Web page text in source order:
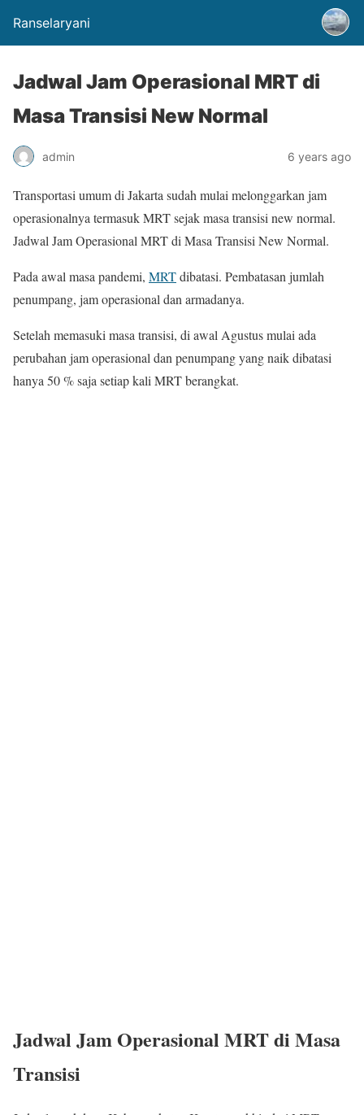
Ranselaryani
Jadwal Jam Operasional MRT di
Masa Transisi New Normal
admin 6 years ago
Transportasi umum di Jakarta sudah mulai melonggarkan jam
operasionalnya termasuk MRT sejak masa transisi new normal.
Jadwal Jam Operasional MRT di Masa Transisi New Normal.
Pada awal masa pandemi, MRTdibatasi. Pembatasan jumlah
penumpang, jam operasional dan armadanya.
Setelah memasuki masa transisi, di awal Agustus mulai ada
perubahan jam operasional dan penumpang yang naik dibatasi
hanya 50 % saja setiap kali MRT berangkat.
Jadwal Jam Operasional MRT di Masa
Transisi